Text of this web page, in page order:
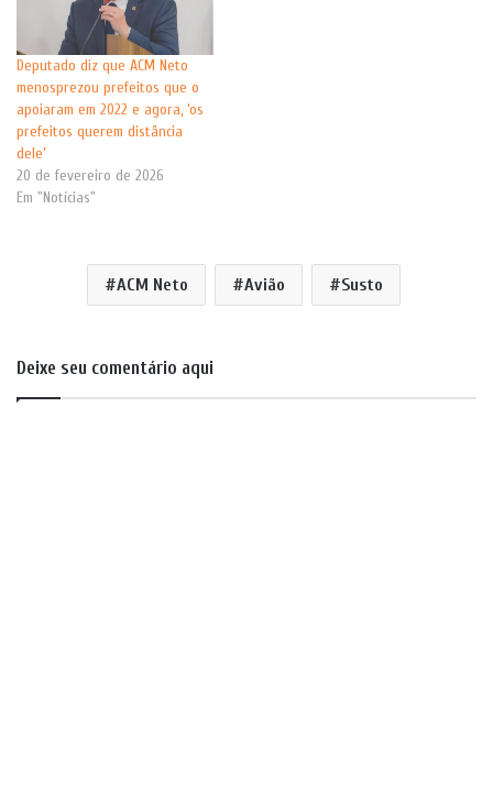
Deputado diz que ACM Neto
menosprezou prefeitos que o
apoiaram em 2022 e agora, ‘os
prefeitos querem distância
dele’
20 de fevereiro de 2026
Em "Notícias"
ACM Neto Avião Susto
Deixe seu comentário aqui